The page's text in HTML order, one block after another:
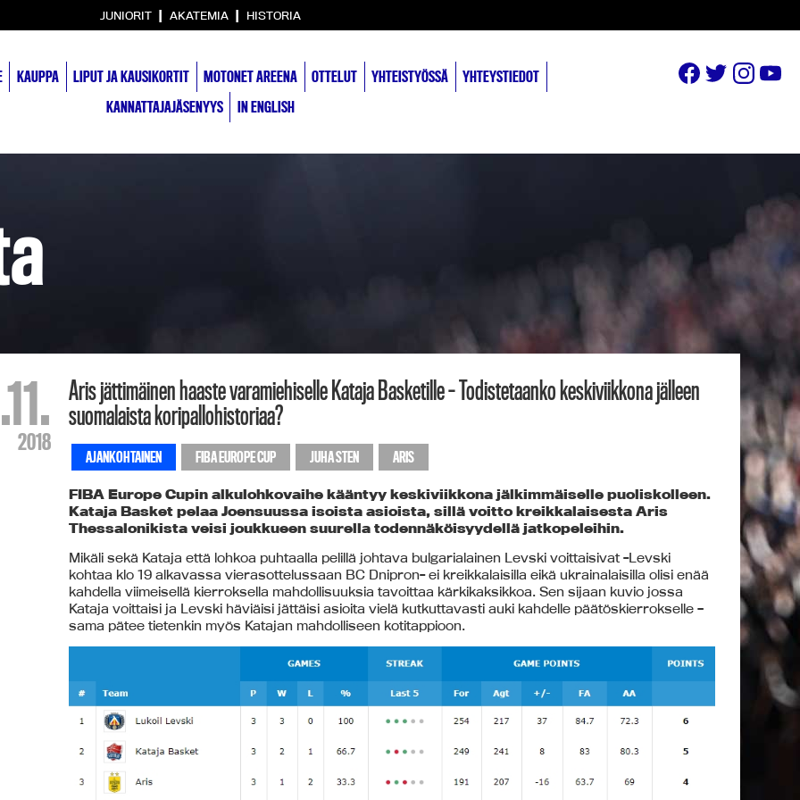
JUNIORIT | AKATEMIA | HISTORIA
KAUPPA LIPUT JA KAUSIKORTIT MOTONET AREENA OTTELUT YHTEISTYÖSSÄ
YHTEYSTIEDOT
KANNATTAJAJÄSENYYS
IN ENGLISH
2018
Aris jättimäinen haaste varamiehiselle Kataja Basketille – Todistetaanko keskiviikkona jälleen
suomalaista koripallohistoriaa?
AJANKOHTAINEN FIBA EUROPE CUP JUHA STEN ARIS
FIBA Europe Cupin alkulohkovaihe kääntyy keskiviikkona jälkimmäiselle puoliskolleen.
Kataja Basket pelaa Joensuussa isoista asioista, sillä voitto kreikkalaisesta Aris
Thessalonikista veisi joukkueen suurella todennäköisyydellä jatkopeleihin.
Mikäli sekä Kataja että lohkoa puhtaalla pelillä johtava bulgarialainen Levski voittaisivat -Levski
kohtaa klo 19 alkavassa vierasottelussaan BC Dnipron- ei kreikkalaisilla eikä ukrainalaisilla olisi enää
kahdella viimeisellä kierroksella mahdollisuuksia tavoittaa kärkikaksikkoa. Sen sijaan kuvio jossa
Kataja voittaisi ja Levski häviäisi jättäisi asioita vielä kutkuttavasti auki kahdelle päätöskierrokselle –
sama pätee tietenkin myös Katajan mahdolliseen kotitappioon.